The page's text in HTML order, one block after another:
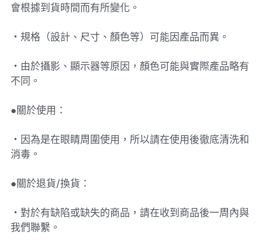
會根據到貨時間而有所變化。
・規格（設計、尺寸、顏色等）可能因產品而異。
・由於攝影、顯示器等原因，顏色可能與實際產品略有
不同。
●關於使用：
・因為是在眼睛周圍使用，所以請在使用後徹底清洗和
消毒。
●關於退貨/換貨：
・對於有缺陷或缺失的商品，請在收到商品後一周內與
我們聯繫。